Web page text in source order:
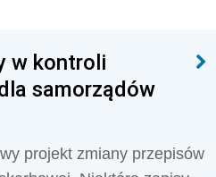
w kontroli
samorządów
projekt zmiany przepisów